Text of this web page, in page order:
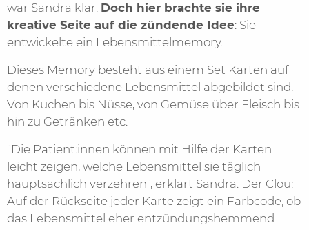
war Sandra klar. Doch hier brachte sie ihre
kreative Seite auf die zündende Idee: Sie
entwickelte ein Lebensmittelmemory.
Dieses Memory besteht aus einem Set Karten auf
denen verschiedene Lebensmittel abgebildet sind.
Von Kuchen bis Nüsse, von Gemüse über Fleisch bis
hin zu Getränken etc.
"Die Patient:innen können mit Hilfe der Karten
leicht zeigen, welche Lebensmittel sie täglich
hauptsächlich verzehren", erklärt Sandra. Der Clou:
Auf der Rückseite jeder Karte zeigt ein Farbcode, ob
das Lebensmittel eher entzündungshemmend